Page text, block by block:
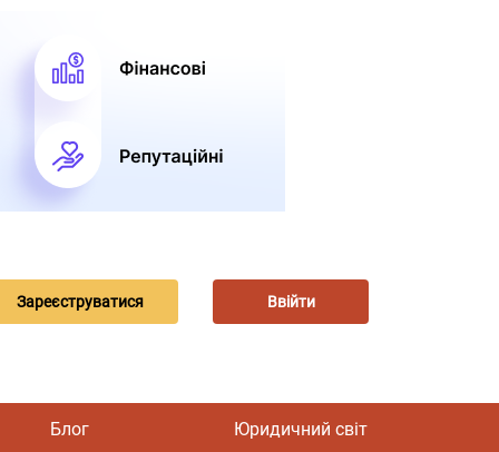
Зареєструватися Ввійти
Блог Юридичний світ